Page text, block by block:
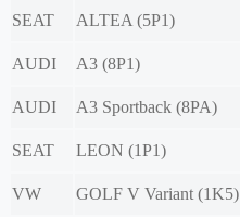
SEAT
ALTEA (5P1)
AUDI
A3 (8P1)
AUDI
A3 Sportback (8PA)
SEAT
LEON (1P1)
VW
GOLF V Variant (1K5)